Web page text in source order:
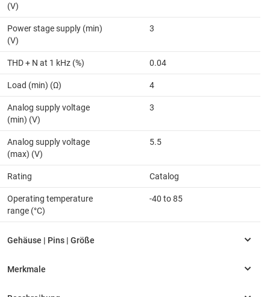
(V)
Power stage supply (min)
(V)
3
THD + N at 1 kHz (%) 0.04
Load (min) (Ω) 4
Analog supply voltage
(min) (V)
3
Analog supply voltage
(max) (V)
5.5
Rating Catalog
Operating temperature
range (°C)
-40 to 85